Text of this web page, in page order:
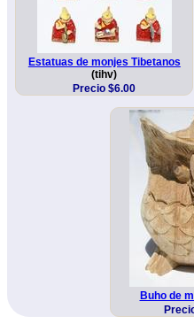
Estatuas de monjes Tibetanos
(tihv)
Precio $6.00
Buho de